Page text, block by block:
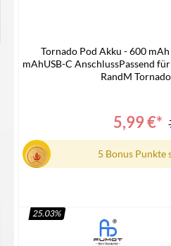
Tornado Pod Akku - 600
mAhUSB-C AnschlussPassend
RandM
5,99 €*
5 Bonus Punkte
25.03%